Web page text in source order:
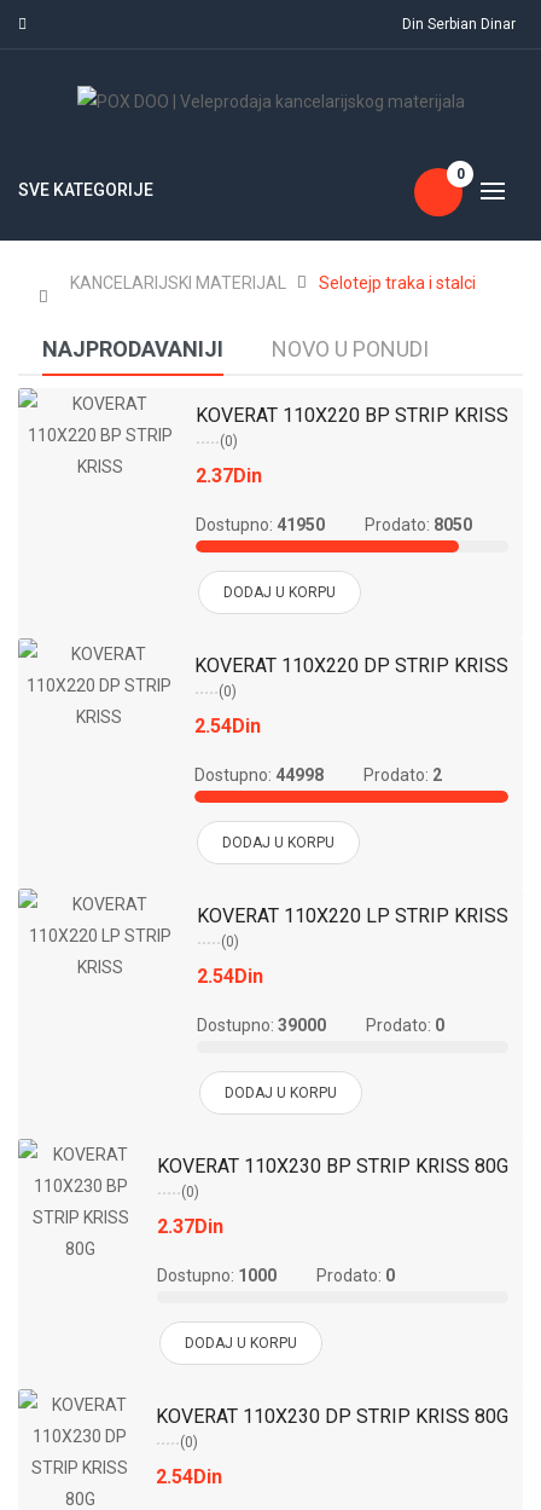
SVE KATEGORIJE
0
KANCELARIJSKI MATERIJAL Selotejp traka i stalci
NAJPRODAVANIJI NOVO U PONUDI
KOVERAT 110X220 BP STRIP KRISS
(0)
2.37Din
Dostupno: 41950 Prodato: 8050
DODAJ U KORPU
KOVERAT 110X220 DP STRIP KRISS
(0)
2.54Din
Dostupno: 44998 Prodato: 2
DODAJ U KORPU
KOVERAT 110X220 LP STRIP KRISS
(0)
2.54Din
Dostupno: 39000 Prodato: 0
DODAJ U KORPU
KOVERAT 110X230 BP STRIP KRISS 80G
(0)
2.37Din
Dostupno: 1000 Prodato: 0
DODAJ U KORPU
KOVERAT 110X230 DP STRIP KRISS 80G
(0)
2.54Din